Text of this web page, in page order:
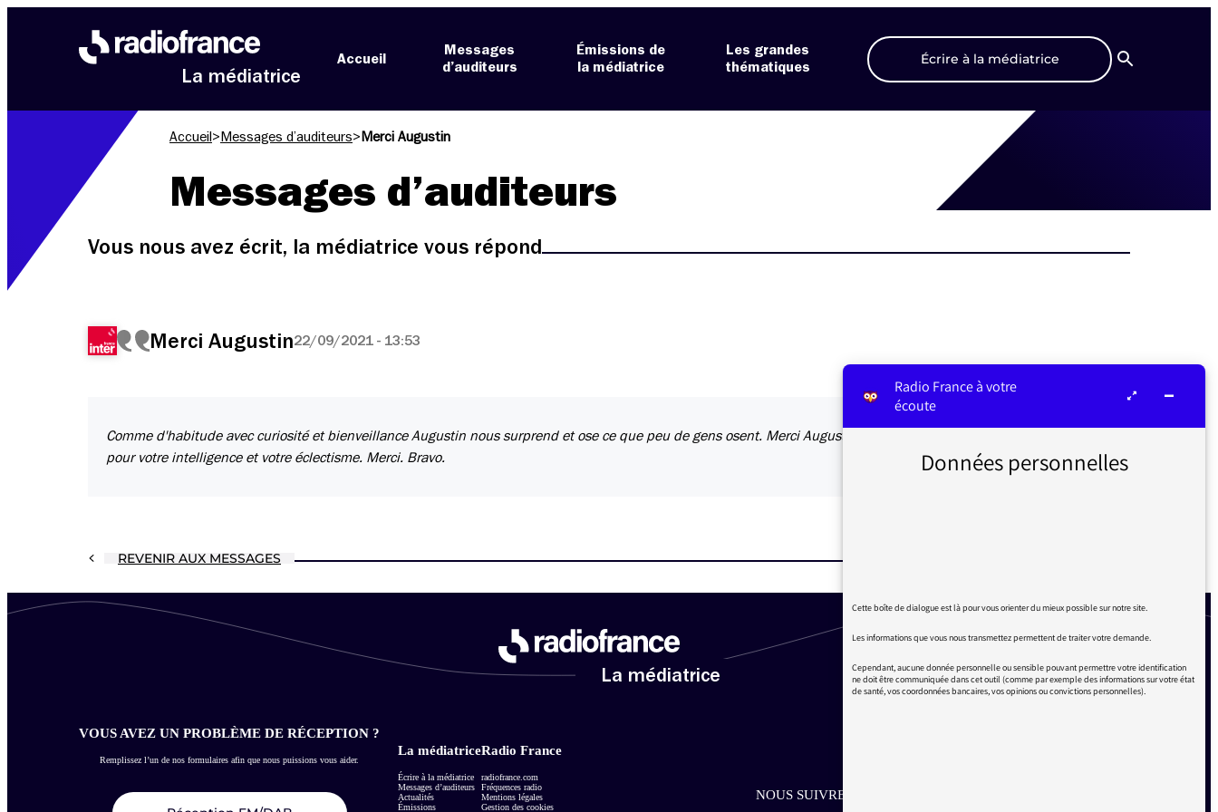
La médiatrice
Accueil
Messages
d’auditeurs
Émissions de
la médiatrice
Les grandes
thématiques
Écrire à la médiatrice
Recherche
Accueil > Messages d’auditeurs> Merci Augustin
Messages d’auditeurs
Vous nous avez écrit, la médiatrice vous répond
Merci Augustin22/09/2021 - 13:53
Comme d'habitude avec curiosité et bienveillance Augustin nous surprend et ose ce que peu de gens osent. Merci Augustin
pour votre intelligence et votre éclectisme. Merci. Bravo.
REVENIR AUX MESSAGES
La médiatrice
VOUS AVEZ UN PROBLÈME DE RÉCEPTION ?
Remplissez l’un de nos formulaires afin que nous puissions vous aider.
La médiatrice
Écrire à la médiatrice
Messages d’auditeurs
Actualités
Émissions
Radio France
radiofrance.com
Fréquences radio
Mentions légales
Gestion des cookies
NOUS SUIVRE SUR LES RÉSEAUX
Radio France à votre
écoute
Données personnelles
Cette boîte de dialogue est là pour vous orienter du mieux possible sur notre site.
Les informations que vous nous transmettez permettent de traiter votre demande.
Cependant, aucune donnée personnelle ou sensible pouvant permettre votre identification
ne doit être communiquée dans cet outil (comme par exemple des informations sur votre état
de santé, vos coordonnées bancaires, vos opinions ou convictions personnelles).